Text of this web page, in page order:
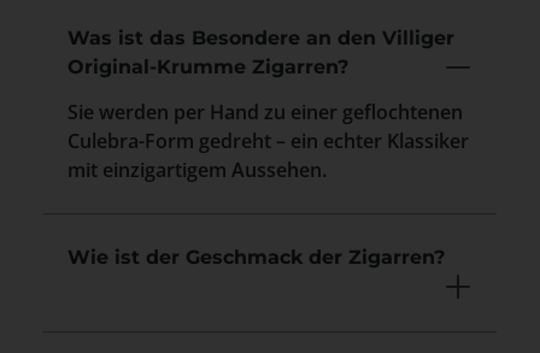
Was ist das Besondere an den Villiger
Original-Krumme Zigarren?
Sie werden per Hand zu einer geflochtenen
Culebra-Form gedreht – ein echter Klassiker
mit einzigartigem Aussehen.
Wie ist der Geschmack der Zigarren?